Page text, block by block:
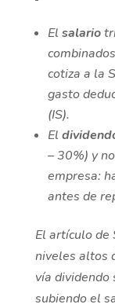
El salario
cotiza a la
gasto
(IS).
El
– 30%) y
empresa:
antes de
El artículo de
niveles altos
vía dividendo
subiendo el